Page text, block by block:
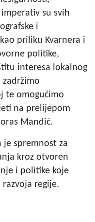
su svih
i
priliku Kvarnera i
politike,
interesa lokalnog
zadržimo
te omogućimo
na prelijepom
Mandić.
je spremnost za
kroz otvoren
i politike koje
regije.